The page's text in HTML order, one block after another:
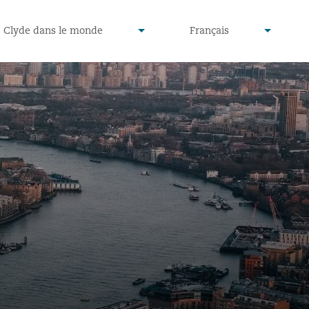
Clyde dans le monde
▾
undefined
Français
▾